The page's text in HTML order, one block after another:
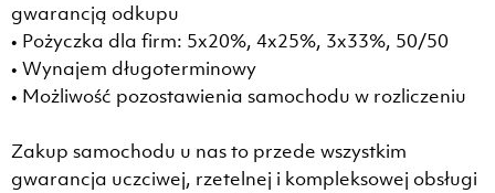
gwarancją odkupu
• Pożyczka dla firm: 5x20%, 4x25%, 3x33%, 50/50
• Wynajem długoterminowy
• Możliwość pozostawienia samochodu w rozliczeniu
Zakup samochodu u nas to przede wszystkim
gwarancja uczciwej, rzetelnej i kompleksowej obsługi